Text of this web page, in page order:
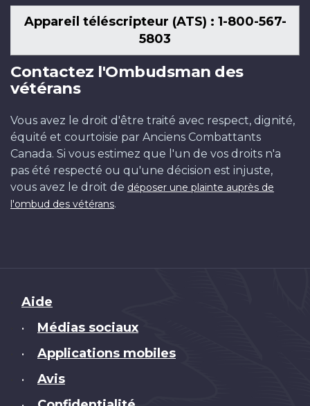
Appareil téléscripteur (ATS) : 1-800-567-
5803
Contactez l'Ombudsman des
vétérans
Vous avez le droit d'être traité avec respect, dignité,
équité et courtoisie par Anciens Combattants
Canada. Si vous estimez que l'un de vos droits n'a
pas été respecté ou qu'une décision est injuste,
vous avez le droit de déposer une plainte auprès de
l'ombud des vétérans.
Brand
Aide
• Médias sociaux
• Applications mobiles
• Avis